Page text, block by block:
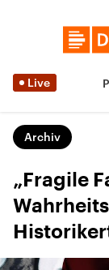
Live
Archiv
„Fragile